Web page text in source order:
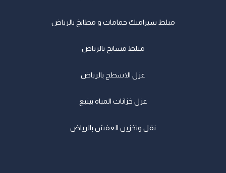
مبلط سيراميك حمامات و مطابخ بالرياض
مبلط مسابح بالرياض
عزل الاسطح بالرياض
عزل خزانات المياه بينبع
نقل وتخزين العفش بالرياض